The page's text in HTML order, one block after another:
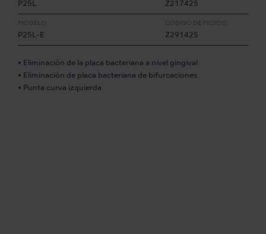
P25L Z217425
MODELO:
P25L-E
CÓDIGO DE PEDIDO:
Z291425
• Eliminación de la placa bacteriana a nivel gingival
• Eliminación de placa bacteriana de bifurcaciones
• Punta curva izquierda